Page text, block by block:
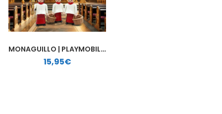
MONAGUILLO | PLAYMOBIL PERSONALIZADO
15,95€